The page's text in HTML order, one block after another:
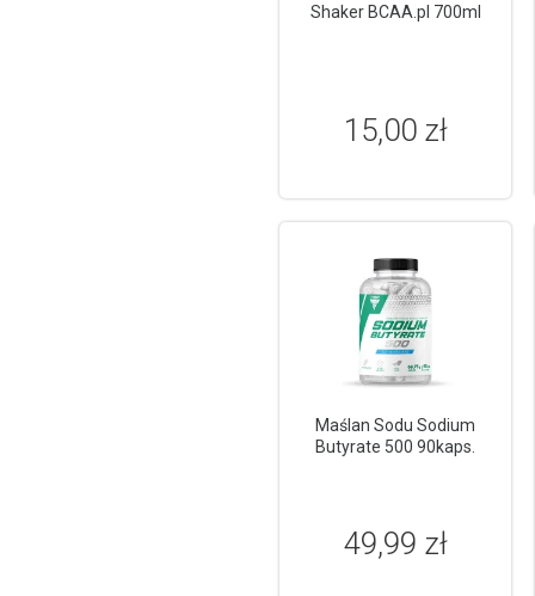
Shaker BCAA.pl 700ml
15,00 zł
Maślan Sodu Sodium
Butyrate 500 90kaps.
49,99 zł